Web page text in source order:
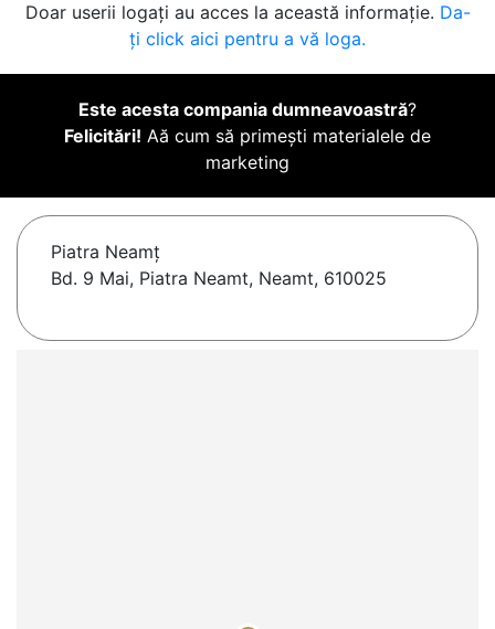
Doar userii logați au acces la această informație. Da-
ți click aici pentru a vă loga.
Este acesta compania dumneavoastră?
Felicitări! Aă cum să primești materialele de
marketing
Piatra Neamţ
Bd. 9 Mai, Piatra Neamt, Neamt, 610025